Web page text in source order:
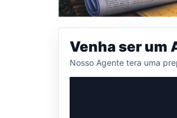
Venha ser um
Nosso Agente tera uma